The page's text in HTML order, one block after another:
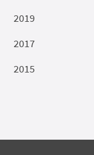
2019
2017
2015